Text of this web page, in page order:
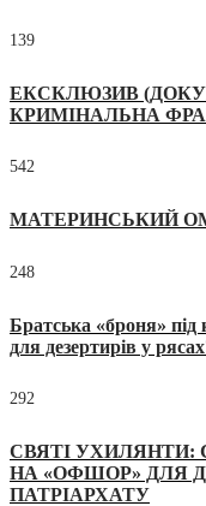
139
ЕКСКЛЮЗИВ
КРИМІНАЛЬНА
542
МАТЕРИНСЬКИЙ
248
Братська «броня»
для дезертирів у
292
СВЯТІ УХИЛЯНТИ:
НА «ОФШОР» ДЛЯ
ПАТРІАРХАТУ